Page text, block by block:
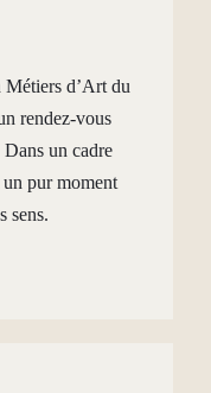
Métiers d’Art du
rendez-vous
un cadre
pur moment
sens.